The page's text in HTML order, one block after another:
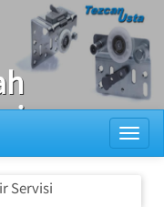
Servisi